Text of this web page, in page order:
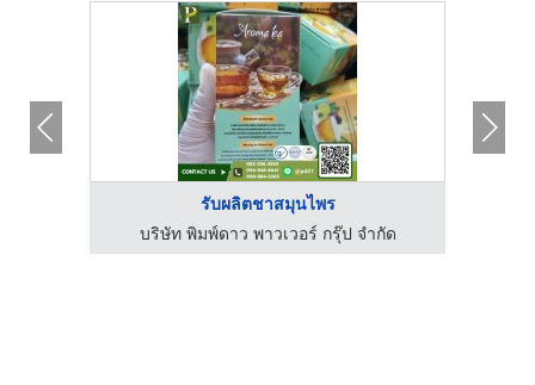
รับผลิตชาสมุนไพร
บริษัท พิมพ์ดาว พาวเวอร์ กรุ๊ป จำกัด